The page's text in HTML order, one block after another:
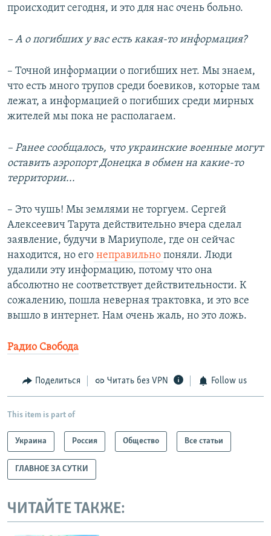
происходит сегодня, и это для нас очень больно.
– А о погибших у вас есть какая-то информация?
– Точной информации о погибших нет. Мы знаем,
что есть много трупов среди боевиков, которые там
лежат, а информацией о погибших среди мирных
жителей мы пока не располагаем.
– Ранее сообщалось, что украинские военные могут
оставить аэропорт Донецка в обмен на какие-то
территории...
– Это чушь! Мы землями не торгуем. Сергей
Алексеевич Тарута действительно вчера сделал
заявление, будучи в Мариуполе, где он сейчас
находится, но его неправильно поняли. Люди
удалили эту информацию, потому что она
абсолютно не соответствует действительности. К
сожалению, пошла неверная трактовка, и это все
вышло в интернет. Нам очень жаль, но это ложь.
Радио Свобода
Поделиться Читать без VPN Follow us
This item is part of
Украина Россия Общество Все статьи
ГЛАВНОЕ ЗА СУТКИ
ЧИТАЙТЕ ТАКЖЕ: